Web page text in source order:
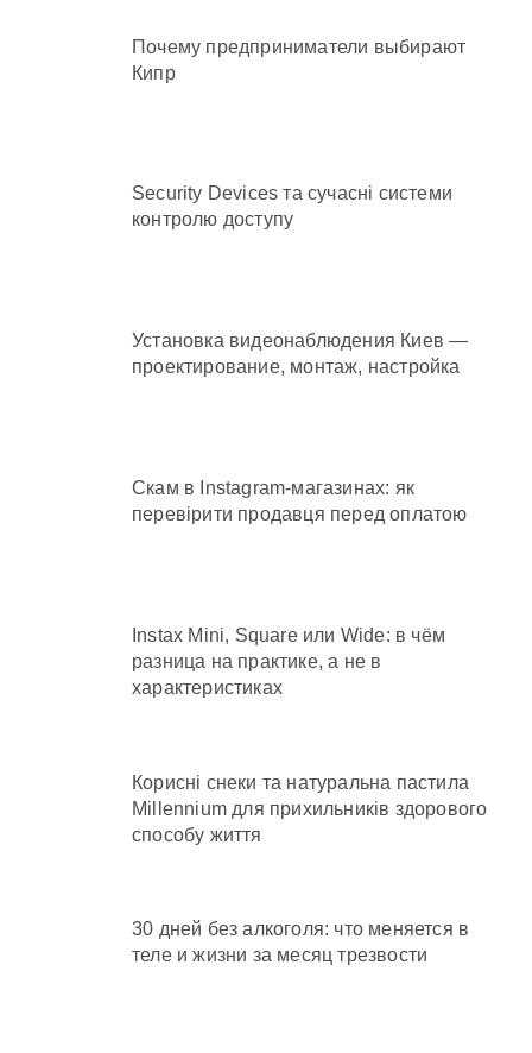
Почему предприниматели выбирают
Кипр
Security Devices та сучасні системи
контролю доступу
Установка видеонаблюдения Киев —
проектирование, монтаж, настройка
Скам в Instagram-магазинах: як
перевірити продавця перед оплатою
Instax Mini, Square или Wide: в чём
разница на практике, а не в
характеристиках
Корисні снеки та натуральна пастила
Millennium для прихильників здорового
способу життя
30 дней без алкоголя: что меняется в
теле и жизни за месяц трезвости